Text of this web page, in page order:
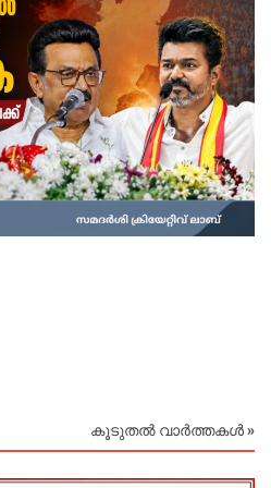
കൂടുതൽ വാർത്തകൾ »